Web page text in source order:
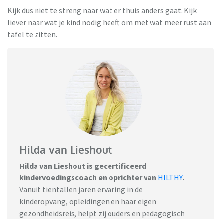
Kijk dus niet te streng naar wat er thuis anders gaat. Kijk
liever naar wat je kind nodig heeft om met wat meer rust aan
tafel te zitten.
Hilda van Lieshout
Hilda van Lieshout is gecertificeerd
kindervoedingscoach en oprichter van HILTHY.
Vanuit tientallen jaren ervaring in de
kinderopvang, opleidingen en haar eigen
gezondheidsreis, helpt zij ouders en pedagogisch